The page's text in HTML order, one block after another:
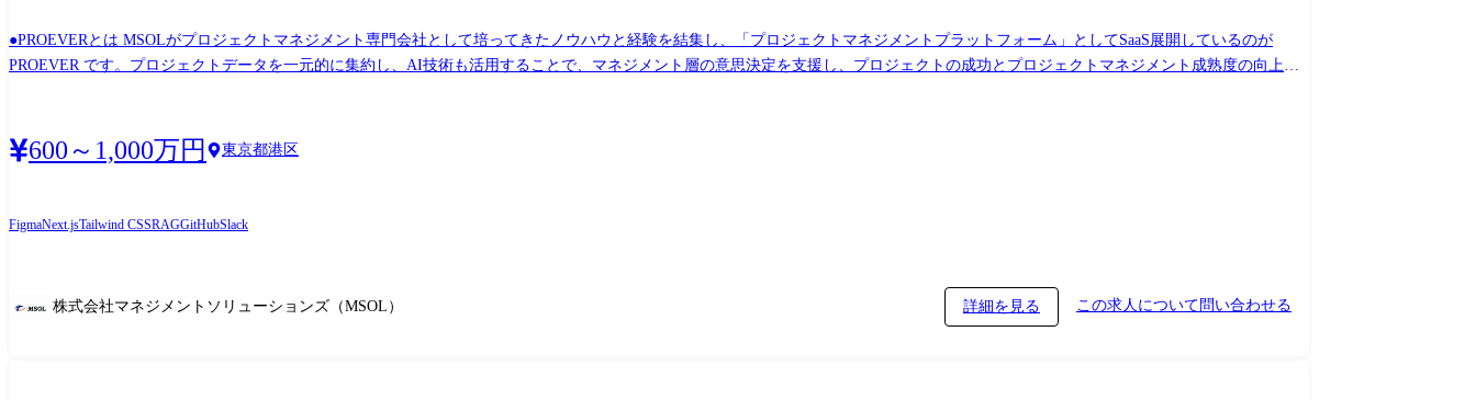
●PROEVERとは MSOLがプロジェクトマネジメント専門会社として培ってきたノウハウと経験を結集し、「プロジェクトマネジメントプラットフォーム」としてSaaS展開しているのが
PROEVER です。プロジェクトデータを一元的に集約し、AI技術も活用することで、マネジメント層の意思決定を支援し、プロジェクトの成功とプロジェクトマネジメント成熟度の向上を
ビス概要はこちら](https://proever.com/) ※[事業部の紹介対談はこちら](https://note.msols.com/n/n1472dff92988?gs=6f6dff9594a4) ●仕事内容 プロダクトの急拡大に伴い、PROEVERのバックエン
ド基盤を「セキュリティを後付けにしない(Security by Design)」形で設計し直すフェーズに入ります。 専任のセキュリティ担当としてではなく、「セキュリティや高いパフォーマンスを、
ん。まずは現状を把握し、優先順位を決めて取り組んでいきます。 ・本番環境のボトルネック解消: パフォーマンス課題(ネットワーク、データベース、コンテナリソースなど)の調査と改善
/ Next.js / (Python) データベース:PostgreSQL / GraphQL (Hasura) インフラ:Azure / Docker CI/CD:GitHub Actions バージョン管理:GitHub プロジェクト管理:PROEVER デザイン管理:Figma /
600～1,000万円 東京都港区
FigmaNext.jsTailwind CSSRAGGitHubSlack
株式会社マネジメントソリューションズ（MSOL） 詳細を見る この求人について問い合わせる